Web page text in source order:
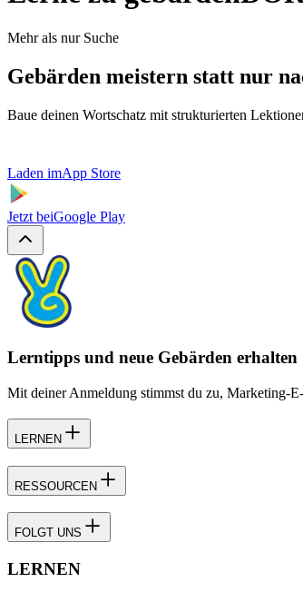
Mehr als nur Suche
Gebärden meistern statt nur
Baue deinen Wortschatz mit strukturierten
Laden imApp Store
Jetzt beiGoogle Play
Lerntipps und neue Gebärden erhalten
Mit deiner Anmeldung stimmst du zu, Marketing-
LERNEN
RESSOURCEN
FOLGT UNS
LERNEN